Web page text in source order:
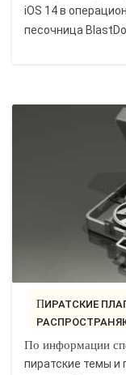
iOS 14 в
песочница
ПИРАТСКИЕ ПЛАГИНЫ И ТЕМЫ ДЛЯ WORDPRESS
По информации
пиратские темы и